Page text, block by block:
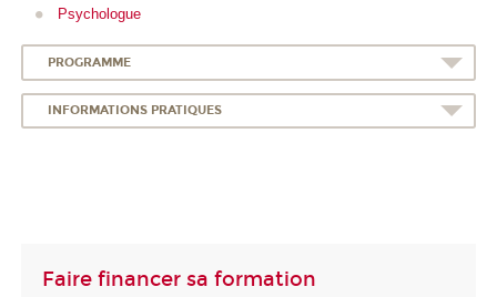
Psychologue
PROGRAMME
INFORMATIONS PRATIQUES
Faire financer sa formation